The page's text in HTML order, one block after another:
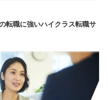
転職に強いハイクラス転職サ